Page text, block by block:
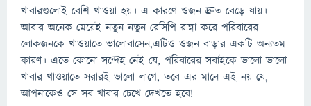
খাবারগুলোই বেশি খাওয়া হয়। এ কারণে ওজন দ্রুত বেড়ে যায়।
আবার অনেক মেয়েই নতুন নতুন রেসিপি রান্না করে পরিবারের
লোকজনকে খাওয়াতে ভালোবাসেন,এটিও ওজন বাড়ার একটি অন্যতম
কারণ। এতে কোনো সন্দেহ নেই যে, পরিবারের সবাইকে ভালো ভালো
খাবার খাওয়াতে সরারই ভালো লাগে, তবে এর মানে এই নয় যে,
আপনাকেও সে সব খাবার চেখে দেখতে হবে!